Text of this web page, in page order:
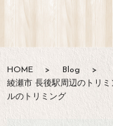
HOME
Blog
綾瀬市 長後駅周辺のトリ
ルのトリミング